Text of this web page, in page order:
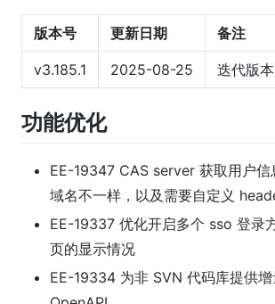
版本号 更新日期 备注
v3.185.1 2025-08-25 迭代版
功能优化
EE-19347 CAS server 获取用户信
域名不一样，以及需要自定义
EE-19337 优化开启多个 sso 登录
页的显示情况
EE-19334 为非 SVN 代码库提供